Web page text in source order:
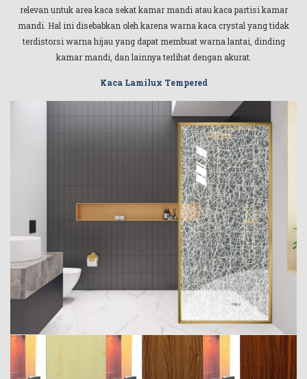
relevan untuk area kaca sekat kamar mandi atau kaca partisi kamar
mandi. Hal ini disebabkan oleh karena warna kaca crystal yang tidak
terdistorsi warna hijau yang dapat membuat warna lantai, dinding
kamar mandi, dan lainnya terlihat dengan akurat.
Kaca Lamilux Tempered